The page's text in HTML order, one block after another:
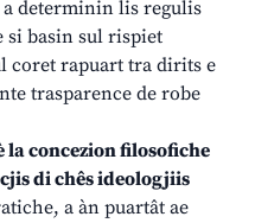
a determinin lis regulis
si basin sul rispiet
coret rapuart tra dirits e
trasparence de robe
concezion filosofiche
di chês ideologjiis
a àn puartât ae